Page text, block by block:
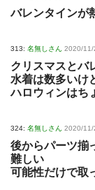
バレンタインが
313: 名無しさん 2020/11/
クリスマスとバ
水着は数多いけ
ハロウィンはち
324: 名無しさん 2020/11/
後からパーツ揃
難しい
可能性だけで取